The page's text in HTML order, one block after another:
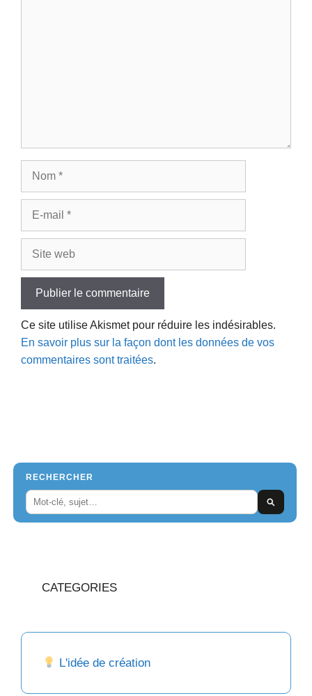
Ce site utilise Akismet pour réduire les indésirables.
En savoir plus sur la façon dont les données de vos
commentaires sont traitées.
RECHERCHER
CATEGORIES
L'idée de création